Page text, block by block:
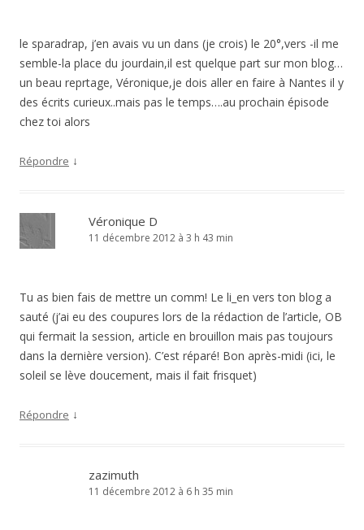
le sparadrap, j’en avais vu un dans (je crois) le 20°,vers -il me
semble-la place du jourdain,il est quelque part sur mon blog…
un beau reprtage, Véronique,je dois aller en faire à Nantes il y
des écrits curieux..mais pas le temps….au prochain épisode
chez toi alors
Répondre ↓
Véronique D
11 décembre 2012 à 3 h 43 min
Tu as bien fais de mettre un comm! Le li_en vers ton blog a
sauté (j’ai eu des coupures lors de la rédaction de l’article, OB
qui fermait la session, article en brouillon mais pas toujours
dans la dernière version). C’est réparé! Bon après-midi (ici, le
soleil se lève doucement, mais il fait frisquet)
Répondre ↓
zazimuth
11 décembre 2012 à 6 h 35 min